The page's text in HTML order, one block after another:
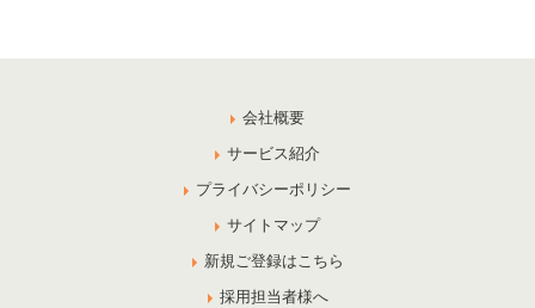
会社概要
サービス紹介
プライバシーポリシー
サイトマップ
新規ご登録はこちら
採用担当者様へ